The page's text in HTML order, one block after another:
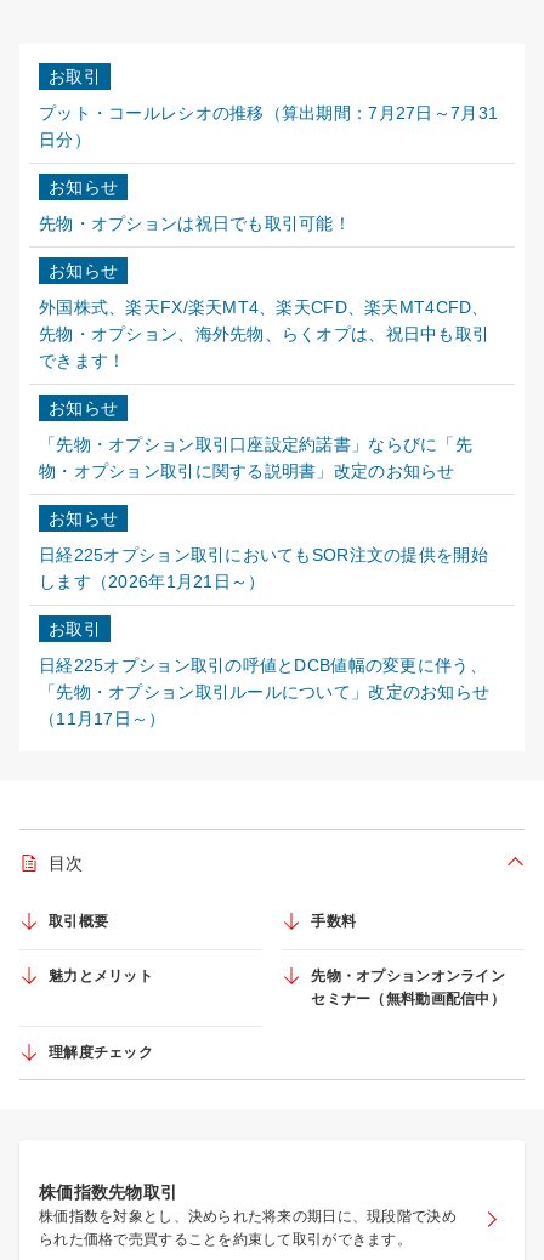
お取引
プット・コールレシオの推移（算出期間：7月27日～7月31
日分）
お知らせ
先物・オプションは祝日でも取引可能！
お知らせ
外国株式、楽天FX/楽天MT4、楽天CFD、楽天MT4CFD、
先物・オプション、海外先物、らくオプは、祝日中も取引
できます！
お知らせ
「先物・オプション取引口座設定約諾書」ならびに「先
物・オプション取引に関する説明書」改定のお知らせ
お知らせ
日経225オプション取引においてもSOR注文の提供を開始
します（2026年1月21日～）
お取引
日経225オプション取引の呼値とDCB値幅の変更に伴う、
「先物・オプション取引ルールについて」改定のお知らせ
（11月17日～）
目次
取引概要 手数料
魅力とメリット
先物・オプションオンライン
セミナー（無料動画配信中）
理解度チェック
株価指数先物取引
株価指数を対象とし、決められた将来の期日に、現段階で決め
られた価格で売買することを約束して取引ができます。